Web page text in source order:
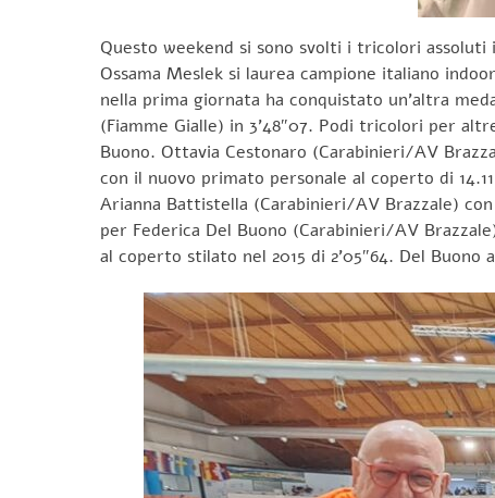
Questo weekend si sono svolti i tricolori
Ossama Meslek si laurea campione italiano
nella prima giornata ha conquistato un’altra
(Fiamme Gialle) in 3’48″07. Podi tricolori per
Buono. Ottavia Cestonaro (Carabinieri/AV
con il nuovo primato personale al coperto di
Arianna Battistella (Carabinieri/AV Brazzale)
per Federica Del Buono (Carabinieri/AV
al coperto stilato nel 2015 di 2’05″64. Del Buono